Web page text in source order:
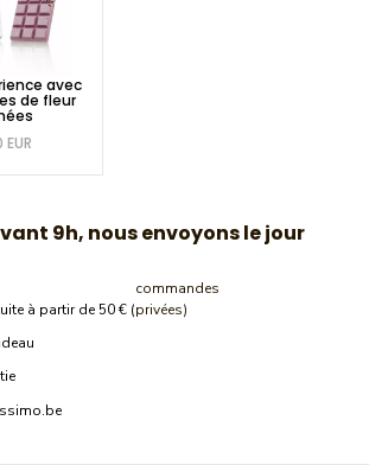
avec
de fleur
9h, nous envoyons le jour
à partir de 50 € (
commandes
privées)